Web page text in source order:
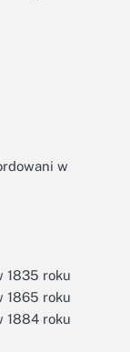
w
1835 roku
1865 roku
1884 roku